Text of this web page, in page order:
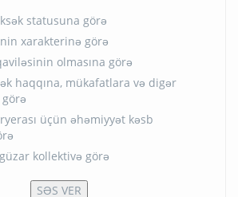
statusuna görə
xarakterinə görə
olmasına görə
haqqına, mükafatlara və digər
üçün əhəmiyyət kəsb
kollektivə görə